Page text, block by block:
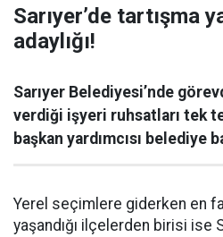
Sarıyer’de tartışma
adaylığı!
Sarıyer Belediyesi’nde
verdiği işyeri ruhsatları tek
başkan yardımcısı belediye
Yerel seçimlere giderken en
yaşandığı ilçelerden birisi ise